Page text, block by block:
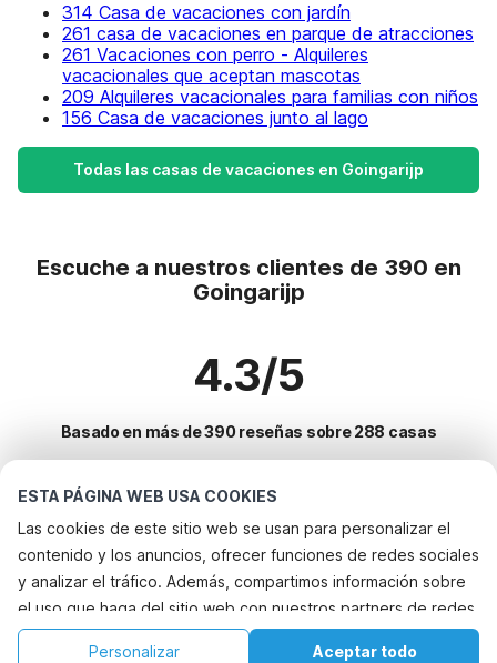
ESTA PÁGINA WEB USA COOKIES
Las cookies de este sitio web se usan para personalizar el
contenido y los anuncios, ofrecer funciones de redes sociales
y analizar el tráfico. Además, compartimos información sobre
el uso que haga del sitio web con nuestros partners de redes
sociales, publicidad y análisis web, quienes pueden
Aceptar todo
Personalizar
314 Casa de vacaciones con jardín
261 casa de vacaciones en parque de atracciones
261 Vacaciones con perro - Alquileres
vacacionales que aceptan mascotas
209 Alquileres vacacionales para familias con niños
156 Casa de vacaciones junto al lago
Todas las casas de vacaciones en Goingarijp
Escuche a nuestros clientes de 390 en
Goingarijp
4.3/5
Basado en más de 390 reseñas sobre 288 casas
Destinos más populares para vacaciones
Ciudades con los mejores servicios para vacaciones
Vacaciones con perro - Alquileres vacacionales que aceptan
Vacaciones con perro - Alquileres vacacionales que aceptan
Servicios populares para vacaciones en Goingarijp
Casa de vacaciones con jardín
Ciudades populares para vacaciones en Friesland